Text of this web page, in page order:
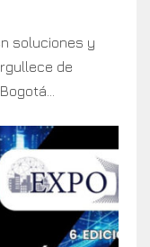
soluciones y
de